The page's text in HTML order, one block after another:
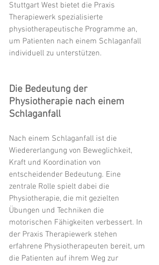
Stuttgart West bietet die Praxis
Therapiewerk spezialisierte
physiotherapeutische Programme an,
um Patienten nach einem Schlaganfall
individuell zu unterstützen.
Die Bedeutung der
Physiotherapie nach einem
Schlaganfall
Nach einem Schlaganfall ist die
Wiedererlangung von Beweglichkeit,
Kraft und Koordination von
entscheidender Bedeutung. Eine
zentrale Rolle spielt dabei die
Physiotherapie, die mit gezielten
Übungen und Techniken die
motorischen Fähigkeiten verbessert. In
der Praxis Therapiewerk stehen
erfahrene Physiotherapeuten bereit, um
die Patienten auf ihrem Weg zur